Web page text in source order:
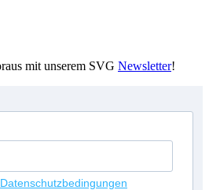
mit unserem SVG Newsletter!
Datenschutzbedingungen